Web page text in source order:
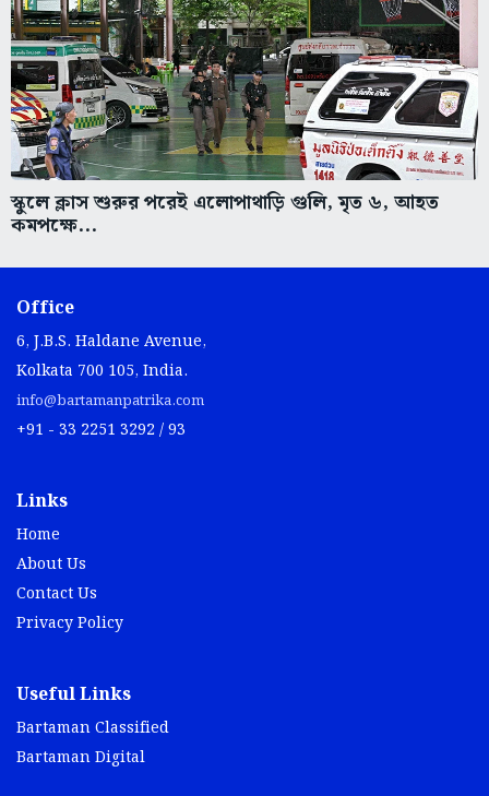
স্কুলে ক্লাস শুরুর পরেই এলোপাথাড়ি গুলি, মৃত ৬, আহত
কমপক্ষে...
Office
6, J.B.S. Haldane Avenue,
Kolkata 700 105, India.
info@bartamanpatrika.com
+91 - 33 2251 3292 / 93
Links
Home
About Us
Contact Us
Privacy Policy
Useful Links
Bartaman Classified
Bartaman Digital